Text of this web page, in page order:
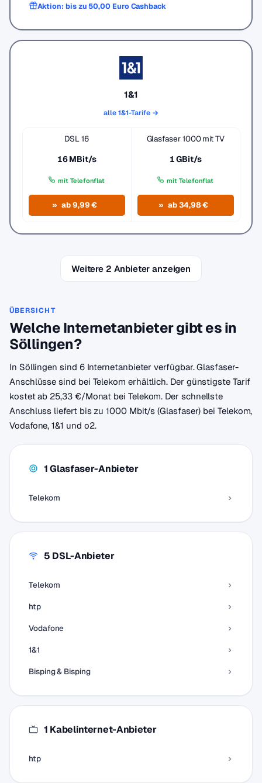
Aktion: bis zu 50,00 Euro Cashback
1&1
alle 1&1-Tarife →
DSL 16
16 MBit/s
mit Telefonflat
ab 9,99 €
Glasfaser 1000 mit TV
1 GBit/s
mit Telefonflat
ab 34,98 €
Weitere 2 Anbieter anzeigen
ÜBERSICHT
Welche Internetanbieter gibt es in
Söllingen?
In Söllingen sind 6 Internetanbieter verfügbar. Glasfaser-
Anschlüsse sind bei Telekom erhältlich. Der günstigste Tarif
kostet ab 25,33 €/Monat bei Telekom. Der schnellste
Anschluss liefert bis zu 1000 Mbit/s (Glasfaser) bei Telekom,
Vodafone, 1&1 und o2.
1 Glasfaser-Anbieter
Telekom
5 DSL-Anbieter
Telekom
htp
Vodafone
1&1
Bisping & Bisping
1 Kabelinternet-Anbieter
htp